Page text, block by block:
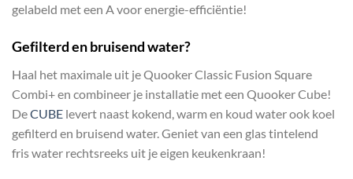
gelabeld met een A voor energie-efficiëntie!
Gefilterd en bruisend water?
Haal het maximale uit je Quooker Classic Fusion Square
Combi+ en combineer je installatie met een Quooker Cube!
DeCUBE levert naast kokend, warm en koud water ook koel
gefilterd en bruisend water. Geniet van een glas tintelend
fris water rechtsreeks uit je eigen keukenkraan!